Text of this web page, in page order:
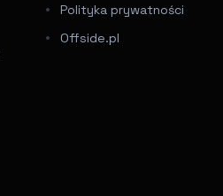
Polityka prywatności
Offside.pl